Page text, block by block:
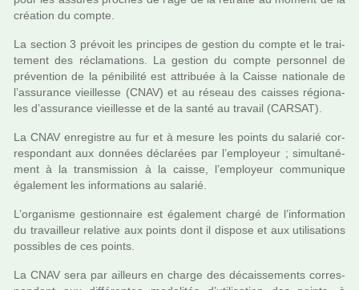
créa­tion du compte.
La sec­tion 3 pré­voit les prin­ci­pes de ges­tion du compte et le trai­
te­ment des récla­ma­tions. La ges­tion du compte per­son­nel de
pré­ven­tion de la péni­bi­lité est attri­buée à la Caisse natio­nale de
l’assu­rance vieillesse (CNAV) et au réseau des cais­ses régio­na­
les d’assu­rance vieillesse et de la santé au tra­vail (CARSAT).
La CNAV enre­gis­tre au fur et à mesure les points du sala­rié cor­
res­pon­dant aux don­nées décla­rées par l’employeur ; simul­ta­né­
ment à la trans­mis­sion à la caisse, l’employeur com­mu­ni­que
également les infor­ma­tions au sala­rié.
L’orga­nisme ges­tion­naire est également chargé de l’infor­ma­tion
du tra­vailleur rela­tive aux points dont il dis­pose et aux uti­li­sa­tions
pos­si­bles de ces points.
La CNAV sera par ailleurs en charge des décais­se­ments cor­res­